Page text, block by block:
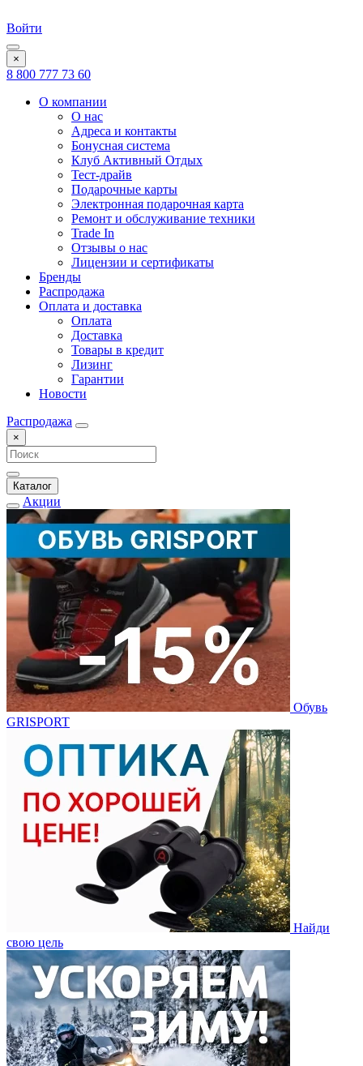
Войти
×
8 800 777 73 60
О компании
О нас
Адреса и контакты
Бонусная система
Клуб Активный Отдых
Тест-драйв
Подарочные карты
Электронная подарочная карта
Ремонт и обслуживание техники
Trade In
Отзывы о нас
Лицензии и сертификаты
Бренды
Распродажа
Оплата и доставка
Оплата
Доставка
Товары в кредит
Лизинг
Гарантии
Новости
Распродажа
×
Каталог
Акции
Обувь
GRISPORT
Найди
свою цель